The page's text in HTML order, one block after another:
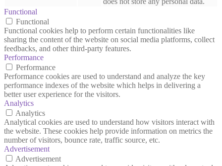
Functional
Functional
Functional cookies help to perform certain functionalities like
sharing the content of the website on social media platforms, collect
feedbacks, and other third-party features.
Performance
Performance
Performance cookies are used to understand and analyze the key
performance indexes of the website which helps in delivering a
better user experience for the visitors.
Analytics
Analytics
Analytical cookies are used to understand how visitors interact with
the website. These cookies help provide information on metrics the
number of visitors, bounce rate, traffic source, etc.
Advertisement
Advertisement